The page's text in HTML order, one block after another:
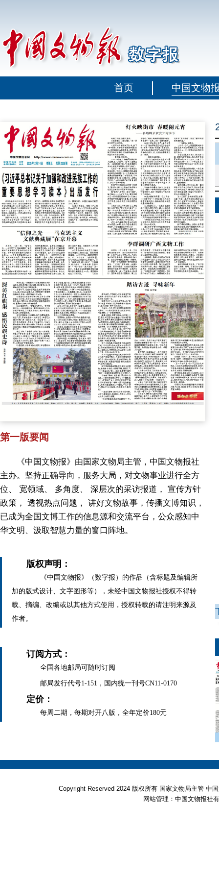
首页 中国文物
第一版要闻
《中国文物报》由国家文物局主管，中国文物报社
主办。坚持正确导向，服务大局，对文物事业进行全方
位、 宽领域、 多角度、 深层次的采访报道， 宣传方针
政策， 透视热点问题， 讲好文物故事，传播文博知识，
已成为全国文博工作的信息源和交流平台，公众感知中
华文明、汲取智慧力量的窗口阵地。
版权声明：
《中国文物报》（数字报）的作品（含标题及编辑所
加的版式设计、文字图形等），未经中国文物报社授权不得转
载、摘编、改编或以其他方式使用，授权转载的请注明来源及
作者。
订阅方式：
全国各地邮局可随时订阅
邮局发行代号1-151，国内统一刊号CN11-0170
定价：
每周二期，每期对开八版，全年定价180元
Copyright Reserved 2024 版权所有 国家文物局主管
网站管理：中国文物报社